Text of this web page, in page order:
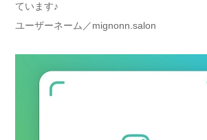
ています♪
ユーザーネーム／mignonn.salon